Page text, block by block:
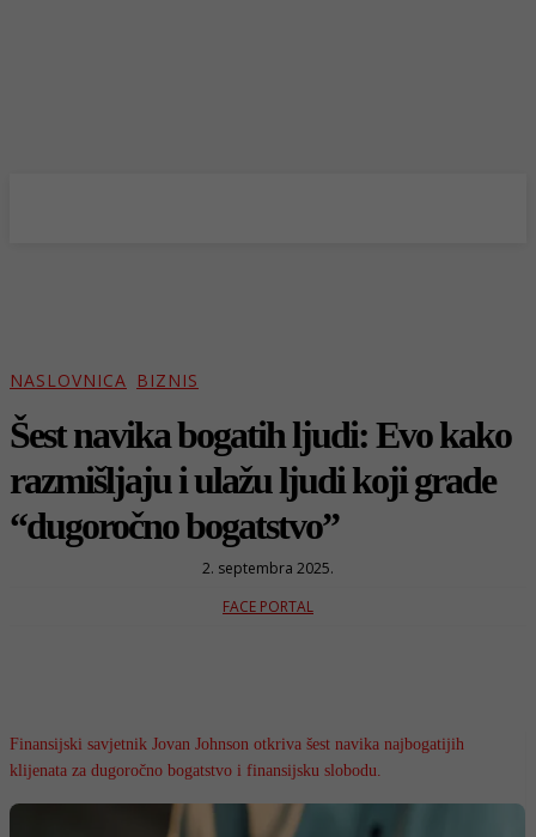
NASLOVNICA BIZNIS
Šest navika bogatih ljudi: Evo kako
razmišljaju i ulažu ljudi koji grade
“dugoročno bogatstvo”
2. septembra 2025.
FACE PORTAL
Finansijski savjetnik Jovan Johnson otkriva šest navika najbogatijih
klijenata za dugoročno bogatstvo i finansijsku slobodu.